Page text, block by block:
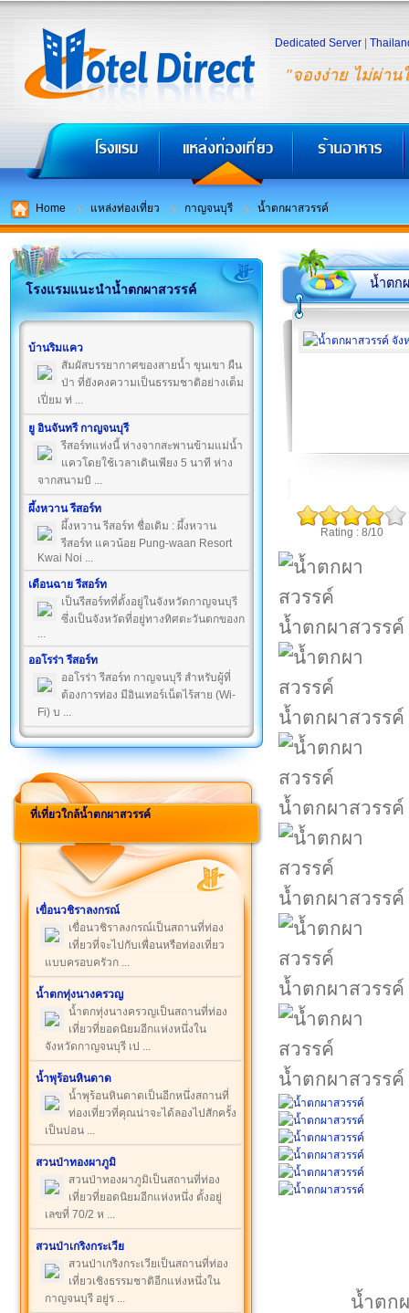
"จองง่าย ไม่ผ่าน
Dedicated Server
Home แหล่งท่องเที่ยว กาญจนบุรี น้ำตกผาสวรรค์
โรงแรมแนะนำน้ำตกผาสวรรค์
บ้านริมแคว
สัมผัสบรรยากาศของสายน้ำ ขุนเขา ผืน
ป่า ที่ยังคงความเป็นธรรมชาติอย่างเต็ม
เปี่ยม ท่ ...
ยู อินจันทรี กาญจนบุรี
รีสอร์ทแห่งนี้ ห่างจากสะพานข้ามแม่น้ำ
แควโดยใช้เวลาเดินเพียง 5 นาที ห่าง
จากสนามบิ ...
ผึ้งหวาน รีสอร์ท
ผึ้งหวาน รีสอร์ท ชื่อเดิม : ผึ้งหวาน
รีสอร์ท แควน้อย Pung-waan Resort
Kwai Noi ...
เดือนฉาย รีสอร์ท
เป็นรีสอร์ทที่ตั้งอยู่ในจังหวัดกาญจนบุรี
ซึ่งเป็นจังหวัดที่อยู่ทางทิศตะวันตกของก
...
ออโรร่า รีสอร์ท
ออโรร่า รีสอร์ท กาญจนบุรี สำหรับผู้ที่
ต้องการท่อง มีอินเทอร์เน็ตไร้สาย (Wi-
Fi) บ ...
ที่เที่ยวใกล้น้ำตกผาสวรรค์
เขื่อนวชิราลงกรณ์
เขื่อนวชิราลงกรณ์เป็นสถานที่ท่อง
เที่ยวที่จะไปกับเพื่อนหรือท่องเที่ยว
แบบครอบครัวก ...
น้ำตกทุ่งนางครวญ
น้ำตกทุ่งนางครวญเป็นสถานที่ท่อง
เที่ยวที่ยอดนิยมอีกแห่งหนึ่งใน
จังหวัดกาญจนบุรี เป ...
น้ำพุร้อนหินดาด
น้ำพุร้อนหินดาดเป็นอีกหนึ่งสถานที่
ท่องเที่ยวที่คุณน่าจะได้ลองไปสักครั้ง
เป็นบ่อน ...
สวนป่าทองผาภูมิ
สวนป่าทองผาภูมิเป็นสถานที่ท่อง
เที่ยวที่ยอดนิยมอีกแห่งหนึ่ง ตั้งอยู่
เลขที่ 70/2 ห ...
สวนป่าเกริงกระเวีย
สวนป่าเกริงกระเวียเป็นสถานที่ท่อง
เที่ยวเชิงธรรมชาติอีกแห่งหนึ่งใน
กาญจนบุรี อยู่ร ...
น้ำตก
Rating : 8/10
น้ำตกผาสวรรค์
น้ำตกผาสวรรค์
น้ำตกผาสวรรค์
น้ำตกผาสวรรค์
น้ำตกผาสวรรค์
น้ำตกผาสวรรค์
น้ำตก